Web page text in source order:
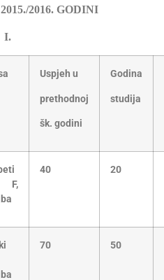
2016. GODINI
I.
Uspjeh u
prethodnoj
šk. godini
Godina
studija
F,
40 20
70 50